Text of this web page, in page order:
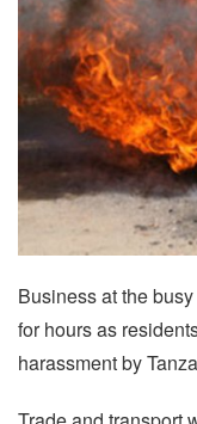
Business at the
for hours as
harassment by